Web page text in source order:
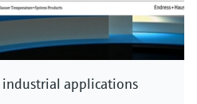
industrial applications